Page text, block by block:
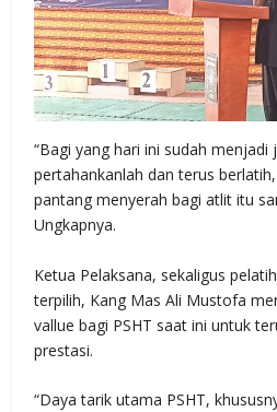
“Bagi yang hari ini sudah menjadi
pertahankanlah dan terus
pantang menyerah bagi atlit itu
Ungkapnya.
Ketua Pelaksana, sekaligus
terpilih, Kang Mas Ali Mustofa
vallue bagi PSHT saat ini untuk
prestasi.
“Daya tarik utama PSHT,